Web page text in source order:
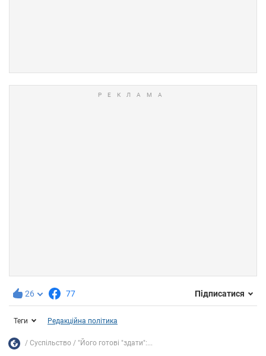
26 77 Підписатися
Теги Редакційна політика
Суспільство "Його готові "здати":...